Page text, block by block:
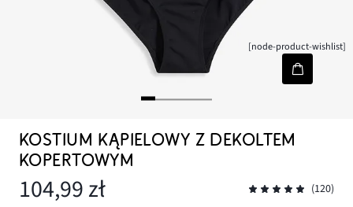
[node-product-wishlist]
KOSTIUM KĄPIELOWY Z DEKOLTEM
KOPERTOWYM
104,99 zł (120)